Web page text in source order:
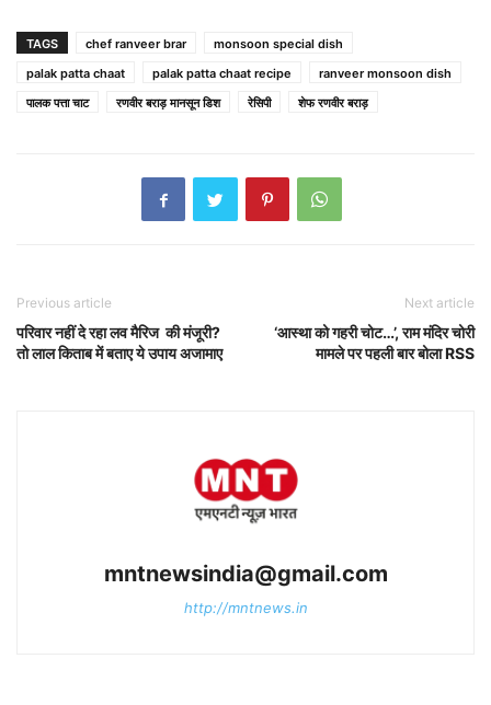
TAGS chef ranveer brar
monsoon special dish
palak patta chaat
palak patta chaat recipe
ranveer monsoon dish
पालक पत्ता चाट
रणवीर बराड़ मानसून डिश रेसिपी शेफ रणवीर बराड़
Previous article
परिवार नहीं दे रहा लव मैरिज की मंजूरी?
तो लाल किताब में बताए ये उपाय अजामाए
Next article
‘आस्था को गहरी चोट…’, राम मंदिर चोरी
मामले पर पहली बार बोला RSS
mntnewsindia@gmail.com
http://mntnews.in